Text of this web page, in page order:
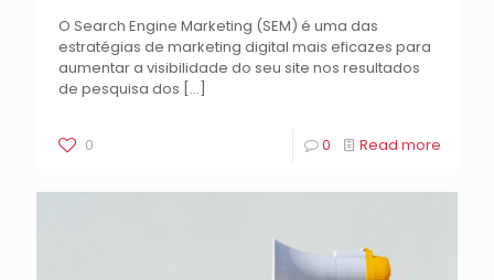
O Search Engine Marketing (SEM) é uma das
estratégias de marketing digital mais eficazes para
aumentar a visibilidade do seu site nos resultados
de pesquisa dos […]
0 0 Read more